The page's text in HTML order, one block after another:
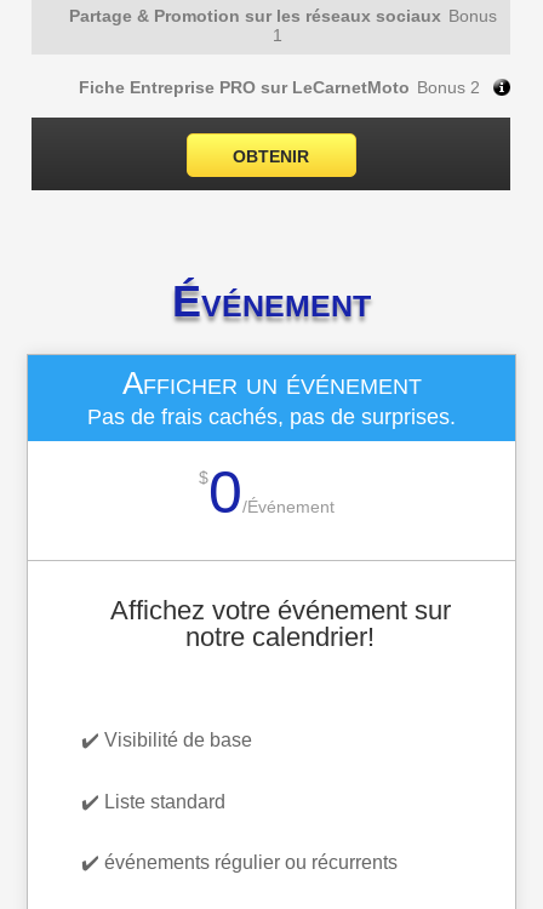
Partage & Promotion sur les réseaux sociaux Bonus
1
Fiche Entreprise PRO sur LeCarnetMoto Bonus 2
OBTENIR
Événement
Afficher un événement
Pas de frais cachés, pas de surprises.
$0/Événement
Affichez votre événement sur
notre calendrier!
✔️ Visibilité de base
✔️ Liste standard
✔️ événements régulier ou récurrents